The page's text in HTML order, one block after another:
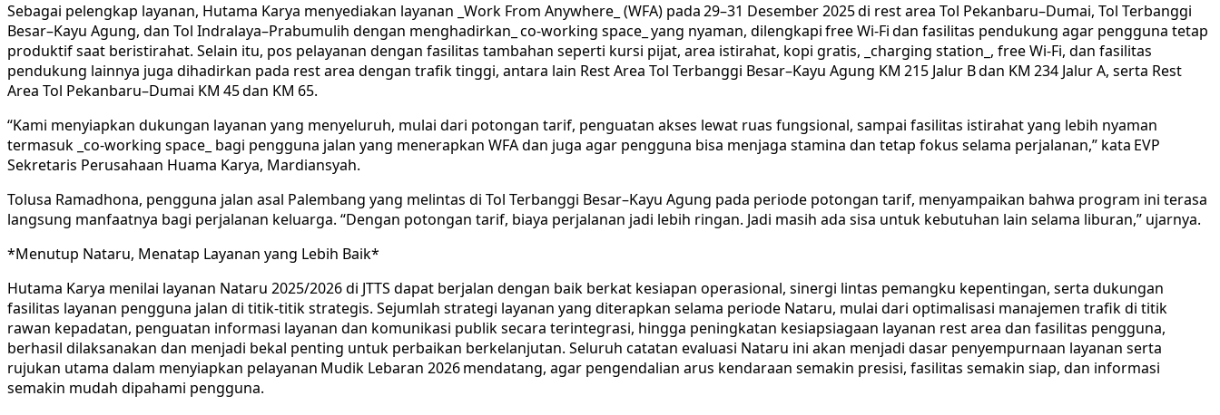
Sebagai pelengkap layanan, Hutama Karya menyediakan layanan _Work From Anywhere_ (WFA) pada 29–31 Desember 2025 di rest area Tol Pekanbaru–Dumai, Tol Terbanggi
Besar–Kayu Agung, dan Tol Indralaya–Prabumulih dengan menghadirkan_ co-working space_ yang nyaman, dilengkapi free Wi-Fi dan fasilitas pendukung agar pengguna tetap
produktif saat beristirahat. Selain itu, pos pelayanan dengan fasilitas tambahan seperti kursi pijat, area istirahat, kopi gratis, _charging station_, free Wi-Fi, dan fasilitas
pendukung lainnya juga dihadirkan pada rest area dengan trafik tinggi, antara lain Rest Area Tol Terbanggi Besar–Kayu Agung KM 215 Jalur B dan KM 234 Jalur A, serta Rest
Area Tol Pekanbaru–Dumai KM 45 dan KM 65.
“Kami menyiapkan dukungan layanan yang menyeluruh, mulai dari potongan tarif, penguatan akses lewat ruas fungsional, sampai fasilitas istirahat yang lebih nyaman
termasuk _co-working space_ bagi pengguna jalan yang menerapkan WFA dan juga agar pengguna bisa menjaga stamina dan tetap fokus selama perjalanan,” kata EVP
Sekretaris Perusahaan Huama Karya, Mardiansyah.
Tolusa Ramadhona, pengguna jalan asal Palembang yang melintas di Tol Terbanggi Besar–Kayu Agung pada periode potongan tarif, menyampaikan bahwa program ini terasa
langsung manfaatnya bagi perjalanan keluarga. “Dengan potongan tarif, biaya perjalanan jadi lebih ringan. Jadi masih ada sisa untuk kebutuhan lain selama liburan,” ujarnya.
*Menutup Nataru, Menatap Layanan yang Lebih Baik*
Hutama Karya menilai layanan Nataru 2025/2026 di JTTS dapat berjalan dengan baik berkat kesiapan operasional, sinergi lintas pemangku kepentingan, serta dukungan
fasilitas layanan pengguna jalan di titik-titik strategis. Sejumlah strategi layanan yang diterapkan selama periode Nataru, mulai dari optimalisasi manajemen trafik di titik
rawan kepadatan, penguatan informasi layanan dan komunikasi publik secara terintegrasi, hingga peningkatan kesiapsiagaan layanan rest area dan fasilitas pengguna,
berhasil dilaksanakan dan menjadi bekal penting untuk perbaikan berkelanjutan. Seluruh catatan evaluasi Nataru ini akan menjadi dasar penyempurnaan layanan serta
rujukan utama dalam menyiapkan pelayanan Mudik Lebaran 2026 mendatang, agar pengendalian arus kendaraan semakin presisi, fasilitas semakin siap, dan informasi
semakin mudah dipahami pengguna.